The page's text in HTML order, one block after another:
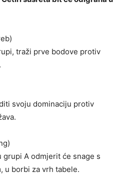
traži prve bodove protiv
svoju dominaciju protiv
grupi A odmjerit će snage s
u borbi za vrh tabele.